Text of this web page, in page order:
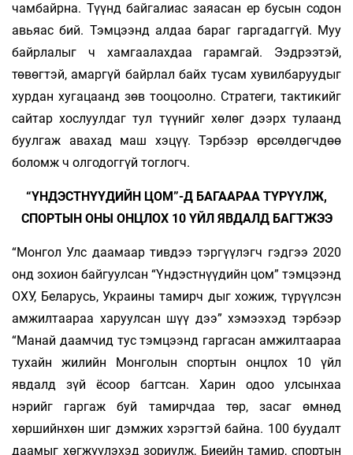
чамбайрна. Түүнд байгалиас заяасан ер бусын содон
авьяас бий. Тэмцээнд алдаа бараг гаргадаггүй. Муу
байрлалыг ч хамгаалахдаа гарамгай. Ээдрээтэй,
төвөгтэй, амаргүй байрлал байх тусам хувилбаруудыг
хурдан хугацаанд зөв тоо­цоолно. Стратеги, тактикийг
сайтар хослуулдаг тул түүнийг хөлөг дээрх тулаанд
буулгаж авахад маш хэцүү. Тэрбээр өрсөлдөгчдөө
боломж ч олгодоггүй тоглогч.
“ҮНДЭСТНҮҮДИЙН ЦОМ”-Д БАГААРАА ТҮРҮҮЛЖ,
СПОРТЫН ОНЫ ОНЦЛОХ 10 ҮЙЛ ЯВДАЛД БАГТЖЭЭ
“Монгол Улс даамаар тивдээ тэргүүлэгч гэдгээ 2020
онд зохион байгуулсан “Үндэстнүүдийн цом” тэмцээнд
ОХУ, Беларусь, Украины тамирч­ дыг хожиж, түрүүлсэн
амжилтаараа харуулсан шүү дээ” хэмээхэд тэрбээр
“Манай даамчид тус тэмцээнд гаргасан амжилтаараа
тухайн жилийн Монголын спортын онцлох 10 үйл
явдалд зүй ёсоор багтсан. Харин одоо улсынхаа
нэрийг гаргаж буй тамирчдаа төр, засаг өмнөд
хөршийнхөн шиг дэмжих хэрэгтэй байна. 100 буудалт
даамыг хөгжүүлэхэд зориулж, Биеийн тамир, спортын